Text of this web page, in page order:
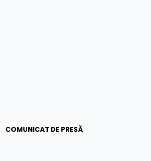
COMUNICAT DE PRESĂ